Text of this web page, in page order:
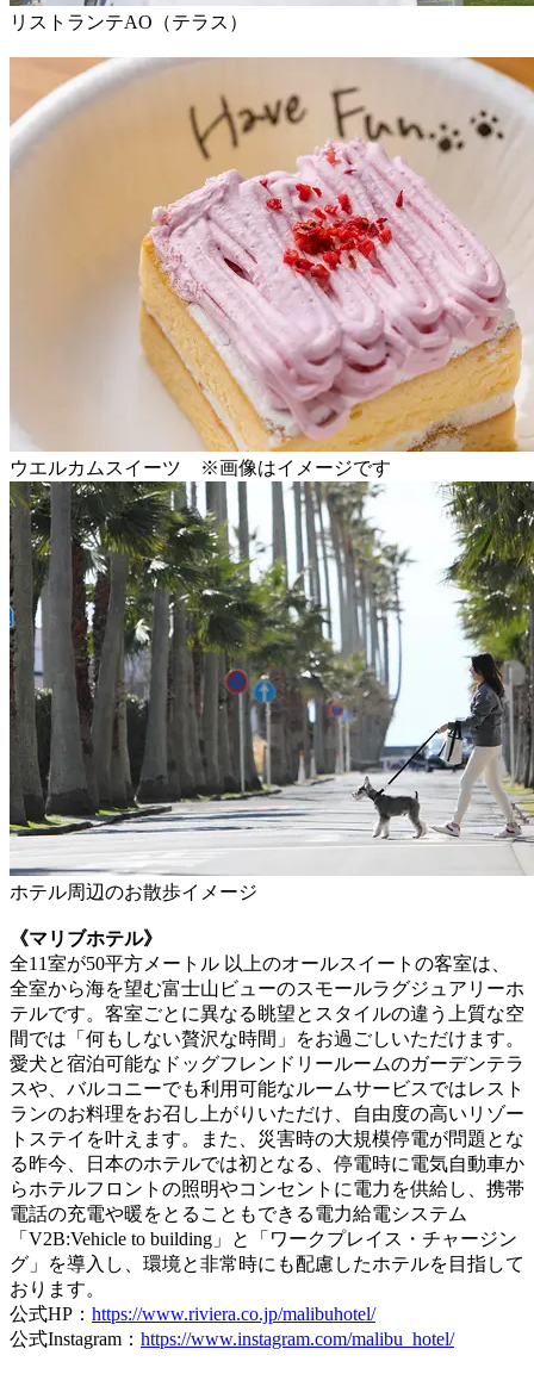
リストランテAO（テラス）
ウエルカムスイーツ ※画像はイメージです
ホテル周辺のお散歩イメージ
《マリブホテル》
全11室が50平方メートル 以上のオールスイートの客室は、
全室から海を望む富士山ビューのスモールラグジュアリーホ
テルです。客室ごとに異なる眺望とスタイルの違う上質な空
間では「何もしない贅沢な時間」をお過ごしいただけます。
愛犬と宿泊可能なドッグフレンドリールームのガーデンテラ
スや、バルコニーでも利用可能なルームサービスではレスト
ランのお料理をお召し上がりいただけ、自由度の高いリゾー
トステイを叶えます。また、災害時の大規模停電が問題とな
る昨今、日本のホテルでは初となる、停電時に電気自動車か
らホテルフロントの照明やコンセントに電力を供給し、携帯
電話の充電や暖をとることもできる電力給電システム
「V2B:Vehicle to building」と「ワークプレイス・チャージン
グ」を導入し、環境と非常時にも配慮したホテルを目指して
おります。
公式HP： https://www.riviera.co.jp/malibuhotel/
公式Instagram： https://www.instagram.com/malibu_hotel/